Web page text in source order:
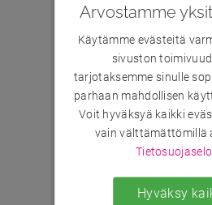
Arvostamme
Käytämme evästeitä
sivuston
tarjotaksemme sinulle
parhaan mahdollisen
Voit hyväksyä kaikki
vain välttämättömillä
Hyväksy